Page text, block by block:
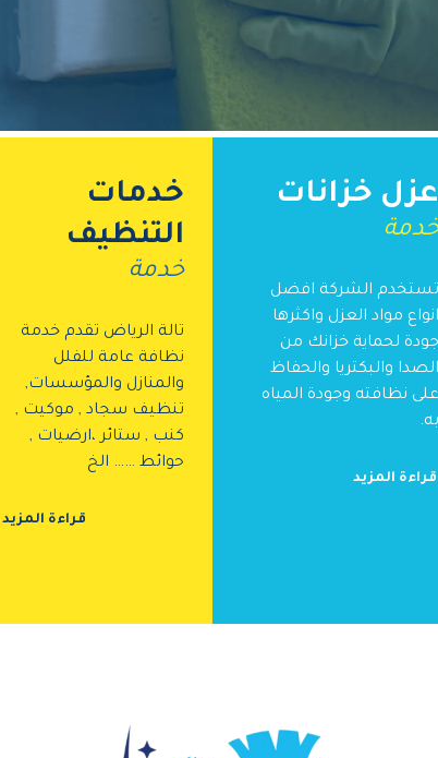
عزل خزانات
خدمة
تستخدم الشركة افضل
انواع مواد العزل واكثرها
جودة لحماية خزانك من
الصدا والبكتريا والحفاظ
على نظافته وجودة المياه
به.
قراءة المزيد
خدمات
التنظيف
خدمة
تالة الرياض تقدم خدمة
نظافة عامة للفلل
والمنازل والمؤسسات,
تنظيف سجاد , موكيت ,
كنب , ستائر ،ارضيات ,
حوائط …… الخ
قراءة المزيد